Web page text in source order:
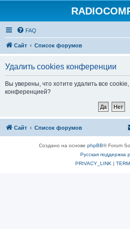
FAQ
Сайт Список форумов
Удалить cookies конференции
Вы уверены, что хотите удалить все
конференцией?
Сайт Список форумов
Создано на основе phpBB® Forum
Русская поддержка
PRIVACY_LINK |